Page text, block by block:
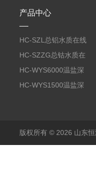
产品中心
HC-SZL总铝水质在线
分析仪
HC-SZZG总钴水质在
线分析仪
HC-WYS6000温盐深
分析仪
HC-WYS1500温盐深
版权所有 © 2026 山东